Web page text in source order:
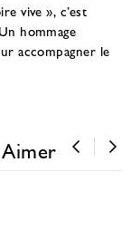
vive », c’est
hommage
accompagner le